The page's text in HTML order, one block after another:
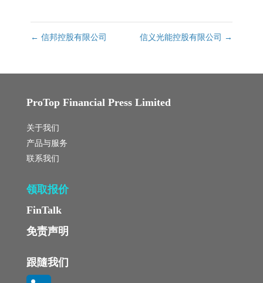
← 信邦控股有限公司 信义光能控股有限公司 →
ProTop Financial Press Limited
关于我们
产品与服务
联系我们
领取报价
FinTalk
免责声明
跟隨我们